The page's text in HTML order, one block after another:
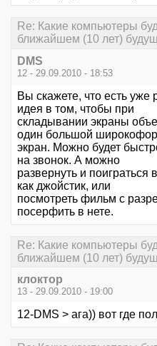
Re: Какие компьютеры
ближайшем (10 лет)
DMS
12 - 29.09.2010 - 18:53
Вы скажете, что есть уже
идея в том, чтобы при
складывании экраны
один большой
экран. Можно будет
на звонок. А можно
развернуть и
как джойстик, или
посмотреть фильм с
посерфить в нете.
Re: Какие компьютеры
ближайшем (10 лет)
клоктор
13 - 29.09.2010 - 19:00
12-DMS > ага)) вот где